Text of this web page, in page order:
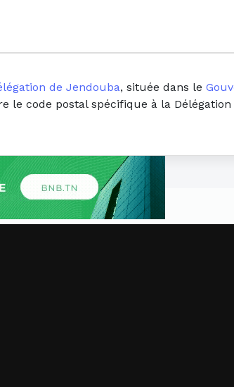
de Jendouba, située dans le
le code postal spécifique à la